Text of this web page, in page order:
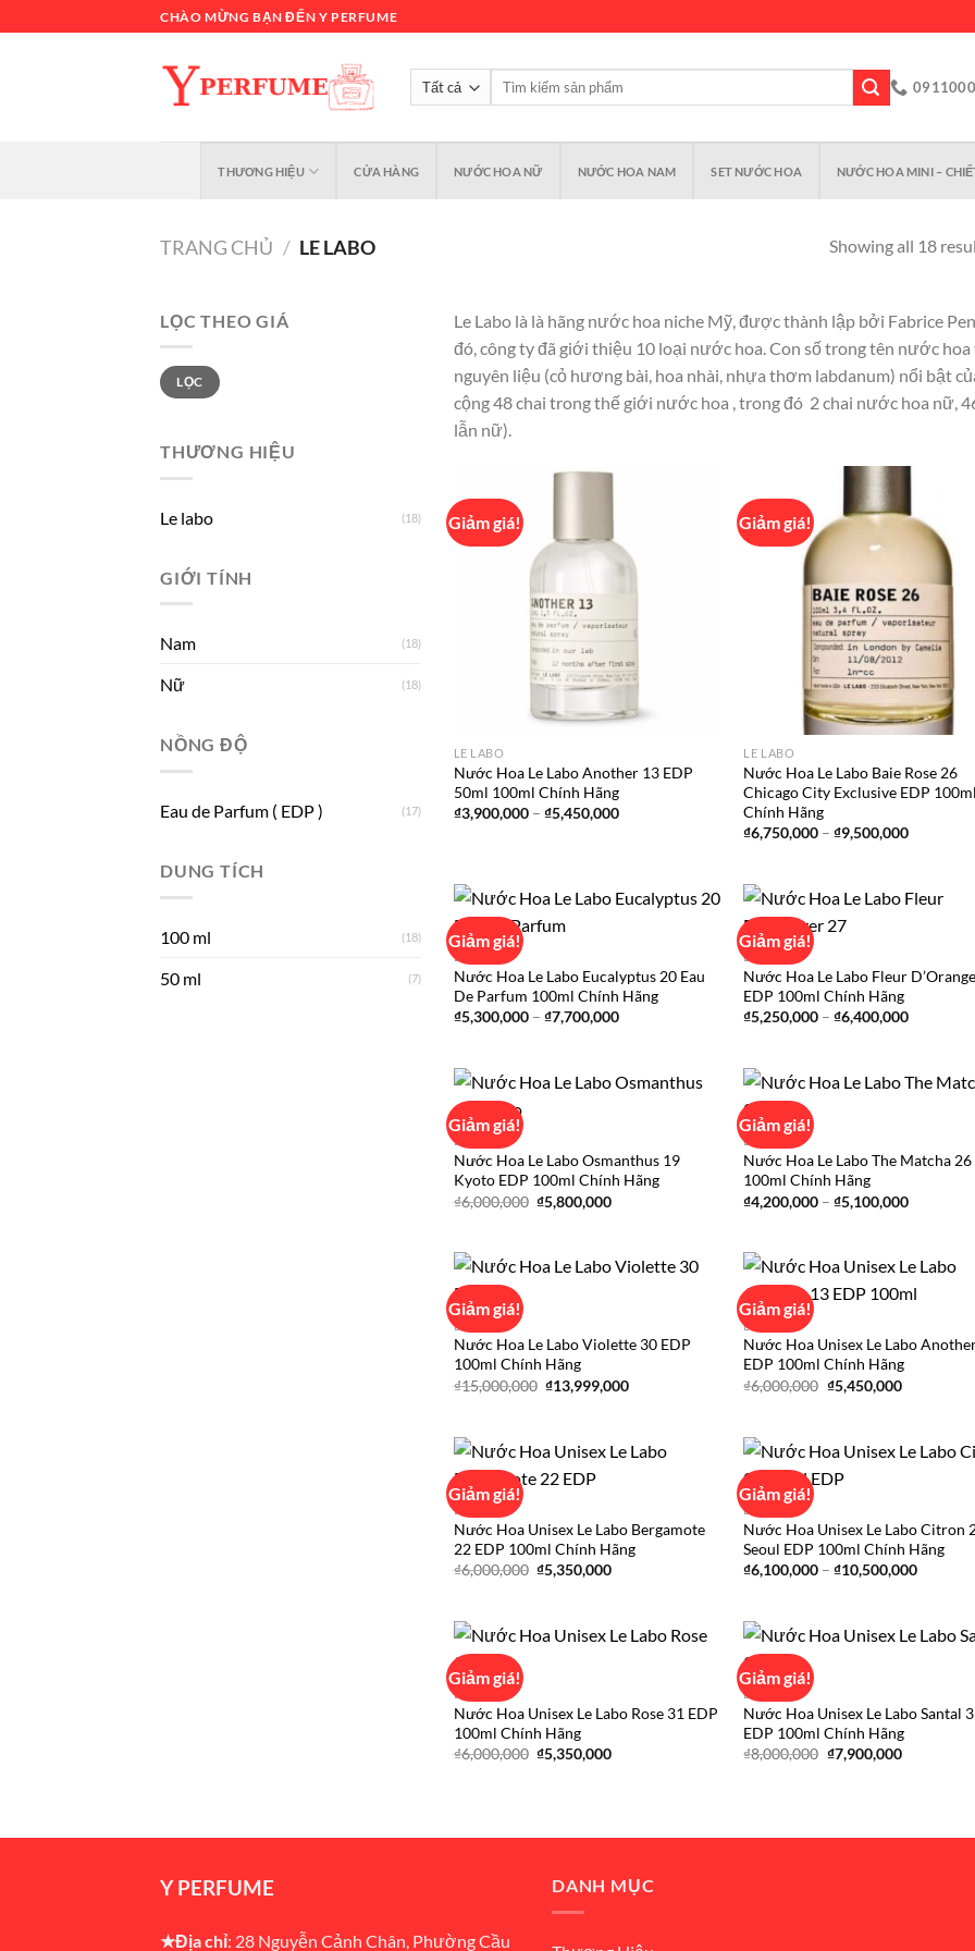
đến
CHÀO MỪNG BẠN ĐẾN Y PERFUME
Tìm
THƯƠNG HIỆU CỬA HÀNG NƯỚC HOA NỮ NƯỚC HOA NAM SET NƯỚC HOA NƯỚC HOA MINI –
TRANG CHỦ / LE LABO Showing all 18
LỌC THEO GIÁ
Giá
tối
thiểu
Giá
tối
đa
LỌC
THƯƠNG HIỆU
Le labo (18)
GIỚI TÍNH
Nam (18)
Nữ (18)
NỒNG ĐỘ
Eau de Parfum ( EDP ) (17)
DUNG TÍCH
100 ml (18)
50 ml (7)
Le Labo là là hãng nước hoa niche Mỹ, được thành lập bởi Fabrice
đó, công ty đã giới thiệu 10 loại nước hoa. Con số trong tên nước
nguyên liệu (cỏ hương bài, hoa nhài, nhựa thơm labdanum) nổi bật
cộng 48 chai trong thế giới nước hoa , trong đó 2 chai nước hoa nữ,
lẫn nữ).
Giảm giá!
LE LABO
Nước Hoa Le Labo Another 13 EDP
50ml 100ml Chính Hãng
₫3,900,000 – ₫5,450,000Khoảng
Giảm giá!
LE LABO
Nước Hoa Le Labo Baie Rose 26
Chicago City Exclusive EDP 100ml
Chính Hãng
₫6,750,000 – ₫9,500,000Khoảng
đến
₫9,500,000
Giảm giá!
Add to
LE LABO
Nước Hoa Le Labo Eucalyptus 20 Eau
De Parfum 100ml Chính Hãng
₫5,300,000 – ₫7,700,000Khoảng
đến
₫7,700,000
Giảm giá!
LE LABO
Nước Hoa Le Labo Fleur
EDP 100ml Chính Hãng
₫5,250,000 – ₫6,400,000Khoảng
đến
Giảm giá!
Add to
LE LABO
Nước Hoa Le Labo Osmanthus 19
Kyoto EDP 100ml Chính Hãng
₫6,000,000 Giá
gốc
₫5,800,000Giá
₫5,800,000.
Giảm giá!
LE LABO
Nước Hoa Le Labo The Matcha 26
100ml Chính Hãng
₫4,200,000 – ₫5,100,000Khoảng
đến
₫5,100,000
Giảm giá!
Add to
LE LABO
Nước Hoa Le Labo Violette 30 EDP
100ml Chính Hãng
₫15,000,000 Giá
₫13,999,000Giá
₫13,999,000.
Giảm giá!
LE LABO
Nước Hoa Unisex Le Labo
EDP 100ml Chính Hãng
₫6,000,000 Giá
gốc
₫5,450,000Giá
Giảm giá!
Add to
LE LABO
Nước Hoa Unisex Le Labo Bergamote
22 EDP 100ml Chính Hãng
₫6,000,000 Giá
gốc
₫5,350,000Giá
₫5,350,000.
Giảm giá!
LE LABO
Nước Hoa Unisex Le Labo Citron
Seoul EDP 100ml Chính Hãng
₫6,100,000 – ₫10,500,000Khoảng
đến
Giảm giá!
Add to
LE LABO
Nước Hoa Unisex Le Labo Rose 31 EDP
100ml Chính Hãng
₫6,000,000 Giá
gốc
₫5,350,000Giá
Giảm giá!
LE LABO
Nước Hoa Unisex Le Labo Santal
EDP 100ml Chính Hãng
₫8,000,000 Giá
gốc
₫7,900,000Giá
Y PERFUME
★Địa chỉ: 28 Nguyễn Cảnh Chân, Phường Cầu
DANH MỤC